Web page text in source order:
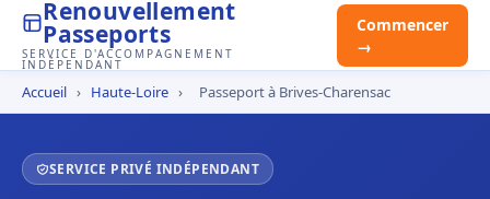
Renouvellement
Passeports
SERVICE D'ACCOMPAGNEMENT
INDÉPENDANT
Commencer
→
Accueil › Haute-Loire › Passeport à Brives-Charensac
SERVICE PRIVÉ INDÉPENDANT